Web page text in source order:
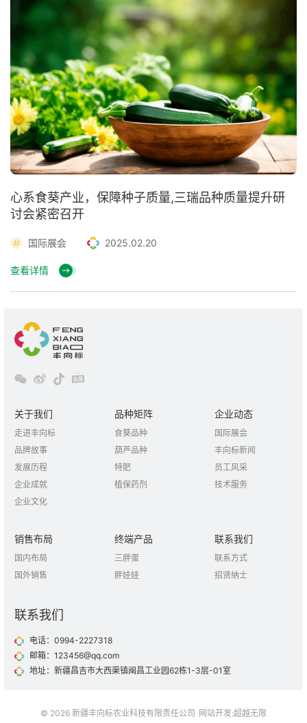
心系食葵产业，保障种子质量,三瑞品种质量提升研
讨会紧密召开
国际展会 2025.02.20
查看详情
关于我们
走进丰向标
品牌故事
发展历程
企业成就
企业文化
品种矩阵
食葵品种
葫芦品种
特肥
植保药剂
企业动态
国际展会
丰向标新闻
员工风采
技术服务
销售布局
国内布局
国外销售
终端产品
三胖蛋
胖娃娃
联系我们
联系方式
招贤纳士
联系我们
电话：0994-2227318
邮箱：123456@qq.com
地址：新疆昌吉市大西渠镇闽昌工业园62栋1-3层-01室
© 2026 新疆丰向标农业科技有限责任公司 网站开发:超越无限